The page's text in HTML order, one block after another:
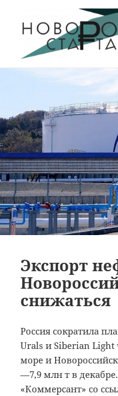
Новорос
Экспорт
снижаться
Россия сократила
Urals и Siberian Light
море и
—7,9 млн т в
«Коммерсант» со